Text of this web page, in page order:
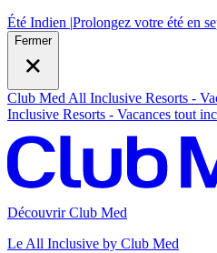
Été Indien |Prolongez votre été en
Fermer
Club Med All Inclusive Resorts -
Inclusive Resorts - Vacances tout
Découvrir Club Med
Le All Inclusive by Club Med